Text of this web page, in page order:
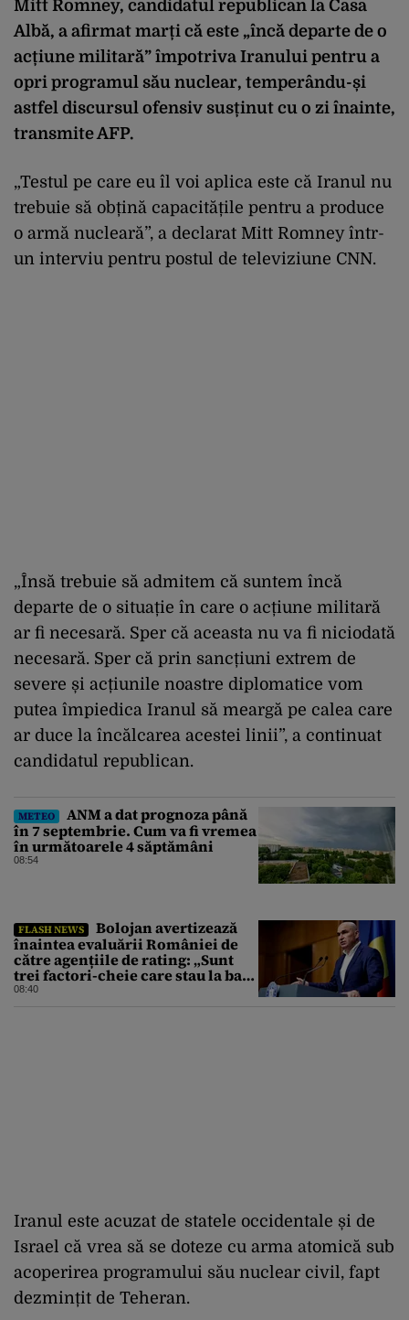
Mitt Romney, candidatul republican la Casa
Albă, a afirmat marți că este „încă departe de o
acțiune militară” împotriva Iranului pentru a
opri programul său nuclear, temperându-și
astfel discursul ofensiv susținut cu o zi înainte,
transmite AFP.
„Testul pe care eu îl voi aplica este că Iranul nu
trebuie să obțină capacitățile pentru a produce
o armă nucleară”, a declarat Mitt Romney într-
un interviu pentru postul de televiziune CNN.
„Însă trebuie să admitem că suntem încă
departe de o situație în care o acțiune militară
ar fi necesară. Sper că aceasta nu va fi niciodată
necesară. Sper că prin sancțiuni extrem de
severe și acțiunile noastre diplomatice vom
putea împiedica Iranul să meargă pe calea care
ar duce la încălcarea acestei linii”, a continuat
candidatul republican.
METEO
ANM a dat prognoza până
în 7 septembrie. Cum va fi vremea
în următoarele 4 săptămâni
08:54
FLASH NEWS
Bolojan avertizează
înaintea evaluării României de
către agențiile de rating: „Sunt
trei factori-cheie care stau la baza
acestor evaluări”
08:40
Iranul este acuzat de statele occidentale și de
Israel că vrea să se doteze cu arma atomică sub
acoperirea programului său nuclear civil, fapt
dezmințit de Teheran.